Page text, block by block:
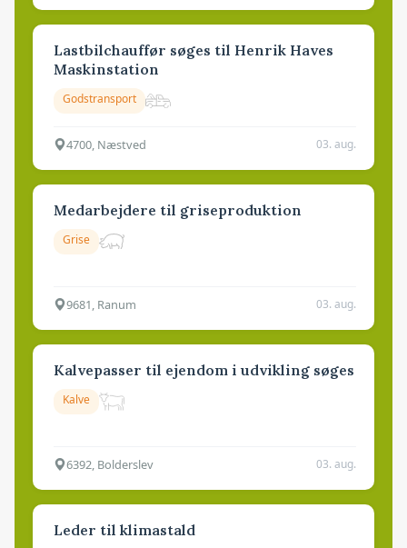
Lastbilchauffør søges til Henrik Haves
Maskinstation
Godstransport
4700, Næstved 03. aug.
Medarbejdere til griseproduktion
Grise
9681, Ranum 03. aug.
Kalvepasser til ejendom i udvikling søges
Kalve
6392, Bolderslev 03. aug.
Leder til klimastald